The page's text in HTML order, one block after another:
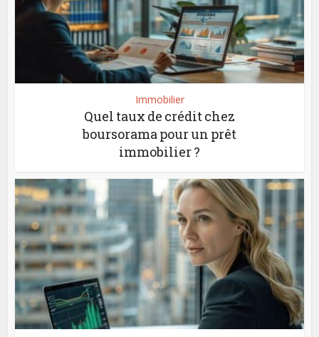
Immobilier
Quel taux de crédit chez
boursorama pour un prêt
immobilier ?